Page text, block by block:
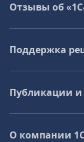
Отзывы об
Поддержка
Публикации и
О компании